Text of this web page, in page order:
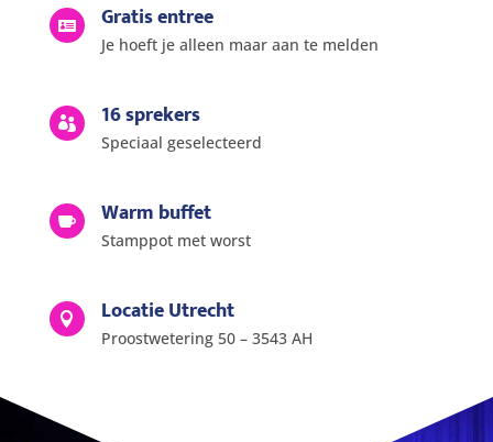
 Gratis entree
Je hoeft je alleen maar aan te melden
 16 sprekers
Speciaal geselecteerd
 Warm buffet
Stamppot met worst
 Locatie Utrecht
Proostwetering 50 – 3543 AH